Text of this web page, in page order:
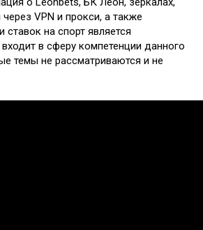
VPN и прокси, а также
ставок на спорт является
в сферу компетенции данного
темы не рассматриваются и не